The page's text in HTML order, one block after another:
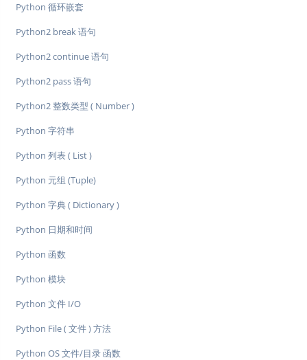
Python 循环嵌套
Python2 break 语句
Python2 continue 语句
Python2 pass 语句
Python2 整数类型 ( Number )
Python 字符串
Python 列表 ( List )
Python 元组 (Tuple)
Python 字典 ( Dictionary )
Python 日期和时间
Python 函数
Python 模块
Python 文件 I/O
Python File ( 文件 ) 方法
Python OS 文件/目录 函数